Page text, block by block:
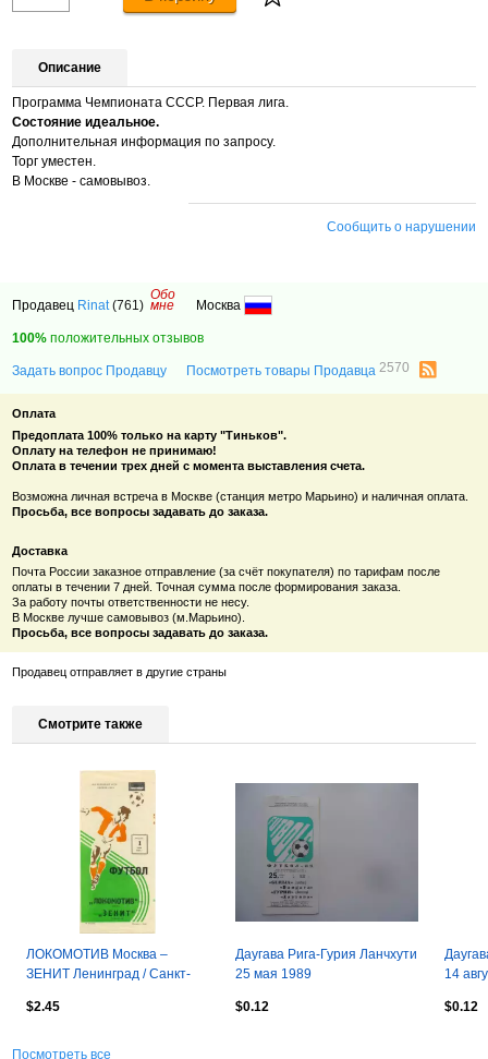
Описание
Программа Чемпионата СССР. Первая лига.
Состояние идеальное.
Дополнительная информация по запросу.
Торг уместен.
В Москве - самовывоз.
Сообщить о нарушении
Продавец Rinat (761)
Обо
мне Москва
100% положительных отзывов
Задать вопрос Продавцу Посмотреть товары Продавца2570
Оплата
Предоплата 100% только на карту "Тиньков".
Оплату на телефон не принимаю!
Оплата в течении трех дней с момента выставления счета.
Возможна личная встреча в Москве (станция метро Марьино) и наличная оплата.
Просьба, все вопросы задавать до заказа.
Доставка
Почта России заказное отправление (за счёт покупателя) по тарифам после
оплаты в течении 7 дней. Точная сумма после формирования заказа.
За работу почты ответственности не несу.
В Москве лучше самовывоз (м.Марьино).
Просьба, все вопросы задавать до заказа.
Продавец отправляет в другие страны
Смотрите также
ЛОКОМОТИВ Москва –
ЗЕНИТ Ленинград / Санкт-
$2.45
Даугава Рига-Гурия Ланчхути
25 мая 1989
$0.12
14
$0.12
Посмотреть все